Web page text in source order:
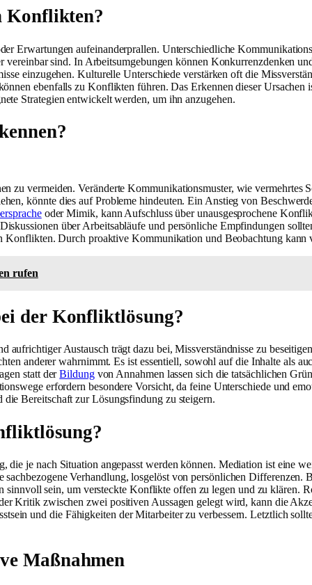
Konflikten?
Erwartungen aufeinanderprallen. Unterschiedliche
vereinbar sind. In Arbeitsumgebungen können Konkurrenzdenken
einzugehen. Kulturelle Unterschiede verstärken oft die
ebenfalls zu Konflikten führen. Das Erkennen dieser
Strategien entwickelt werden, um ihn anzugehen.
zu vermeiden. Veränderte Kommunikationsmuster, wie vermehrtes
könnte dies auf Probleme hindeuten. Ein Anstieg von
oder Mimik, kann Aufschluss über unausgesprochene
über Arbeitsabläufe und persönliche Empfindungen
Konflikten. Durch proaktive Kommunikation und Beobachtung
rufen
der Konfliktlösung?
Austausch trägt dazu bei, Missverständnisse zu
anderer wahrnimmt. Es ist essentiell, sowohl auf die Inhalte als
statt derBildungvon Annahmen lassen sich die tatsächlichen
erfordern besondere Vorsicht, da feine Unterschiede und
Bereitschaft zur Lösungsfindung zu steigern.
je nach Situation angepasst werden können. Mediation ist eine
Verhandlung, losgelöst von persönlichen
sein, um versteckte Konflikte offen zu legen und zu klären.
Kritik zwischen zwei positiven Aussagen gelegt wird, kann die
und die Fähigkeiten der Mitarbeiter zu verbessern. Letztlich
Maßnahmen